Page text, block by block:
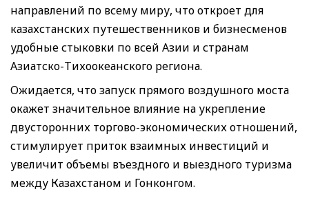
направлений по всему миру, что откроет для
казахстанских путешественников и бизнесменов
удобные стыковки по всей Азии и странам
Азиатско-Тихоокеанского региона.
Ожидается, что запуск прямого воздушного моста
окажет значительное влияние на укрепление
двусторонних торгово-экономических отношений,
стимулирует приток взаимных инвестиций и
увеличит объемы въездного и выездного туризма
между Казахстаном и Гонконгом.